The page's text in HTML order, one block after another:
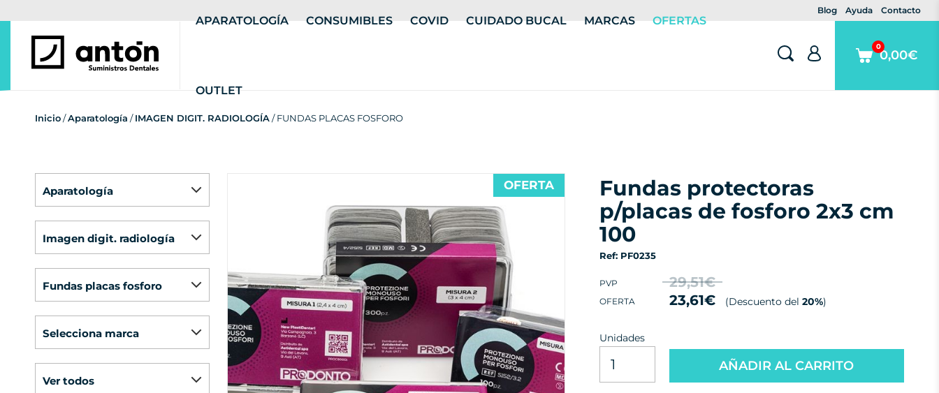
Blog Ayuda Contacto
APARATOLOGÍA CONSUMIBLES COVID CUIDADO BUCAL MARCAS OFERTAS
OUTLET
0,00€
0
Inicio/Aparatología /IMAGEN DIGIT. RADIOLOGÍA/ FUNDAS PLACAS FOSFORO
aparatología
imagen digit. radiología
fundas placas fosforo
selecciona marca
ver todos
OFERTA
fundas protectoras
p/placas de fosforo 2x3 cm
100
Ref: PF0235
PVP 29,51€
OFERTA 23,61€ (Descuento del 20%)
Unidades
AÑADIR AL CARRITO